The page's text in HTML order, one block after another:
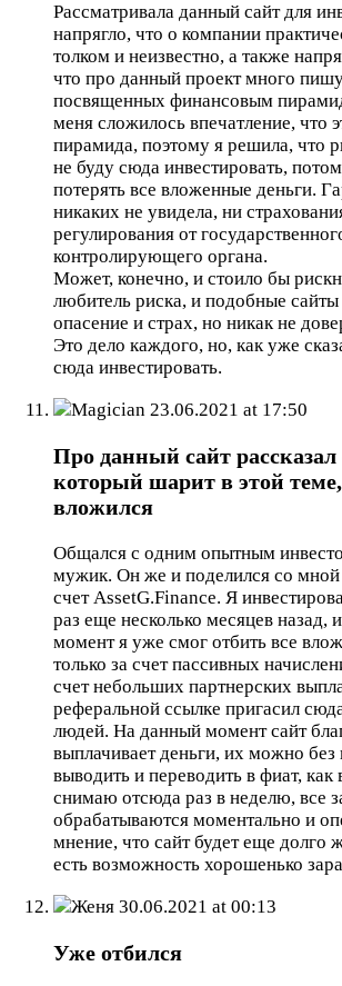
Рассматривала данный сайт для
напрягло, что о компании
толком и неизвестно, а также
что про данный проект много
посвященных финансовым
меня сложилось впечатление, что
пирамида, поэтому я решила, что
не буду сюда инвестировать,
потерять все вложенные деньги.
никаких не увидела, ни
регулирования от
контролирующего органа.
Может, конечно, и стоило бы
любитель риска, и подобные
опасение и страх, но никак не
Это дело каждого, но, как уже
сюда инвестировать.
Magician 23.06.2021 at 17:50
Про данный сайт рассказал
который шарит в этой
вложился
Общался с одним опытным
мужик. Он же и поделился со
счет AssetG.Finance. Я
раз еще несколько месяцев назад,
момент я уже смог отбить все
только за счет пассивных
счет небольших партнерских
реферальной ссылке пригасил
людей. На данный момент сайт
выплачивает деньги, их можно
выводить и переводить в фиат,
снимаю отсюда раз в неделю, все
обрабатываются моментально и
мнение, что сайт будет еще долго
есть возможность хорошенько
Женя 30.06.2021 at 00:13
Уже отбился